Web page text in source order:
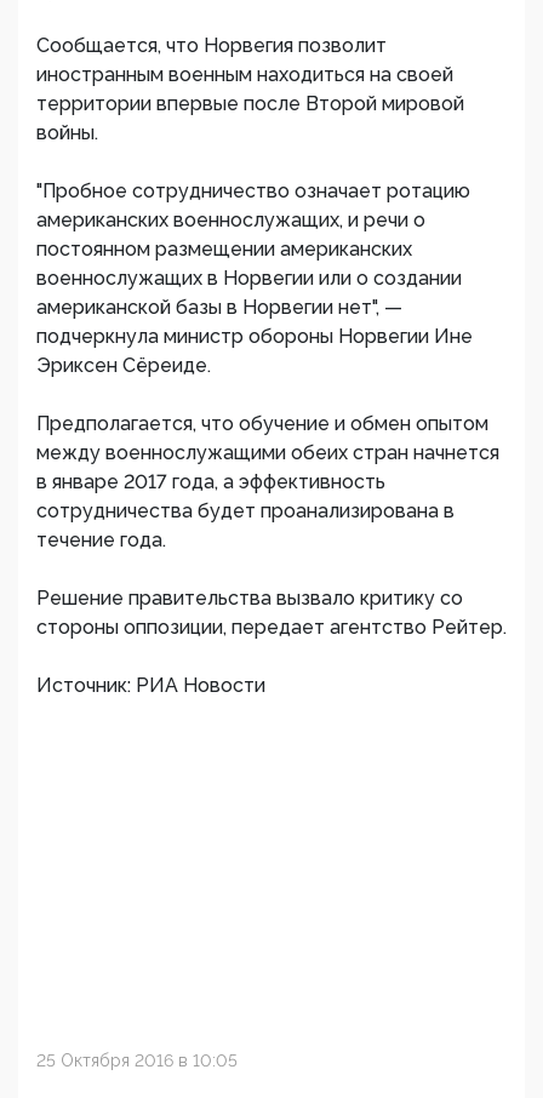
Сообщается, что Норвегия позволит
иностранным военным находиться на своей
территории впервые после Второй мировой
войны.
"Пробное сотрудничество означает ротацию
американских военнослужащих, и речи о
постоянном размещении американских
военнослужащих в Норвегии или о создании
американской базы в Норвегии нет", —
подчеркнула министр обороны Норвегии Ине
Эриксен Сёреиде.
Предполагается, что обучение и обмен опытом
между военнослужащими обеих стран начнется
в январе 2017 года, а эффективность
сотрудничества будет проанализирована в
течение года.
Решение правительства вызвало критику со
стороны оппозиции, передает агентство Рейтер.
Источник: РИА Новости
25 Октября 2016 в 10:05